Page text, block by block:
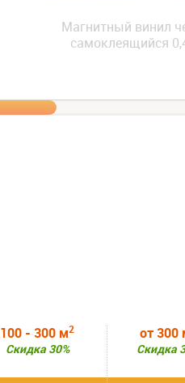
Магнитный винил
самоклеящийся
100 - 300 м2
Скидка 30%
от 300
Скидка